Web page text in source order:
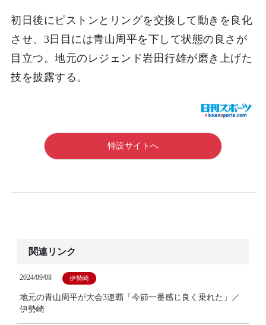
初日後にピストンとリングを交換して動きを良化
させ、3日目には青山周平を下して状態の良さが
目立つ。地元のレジェンド岩田行雄が磨き上げた
技を披露する。
特設サイトへ
関連リンク
2024/09/08 伊勢崎
地元の青山周平が大会3連覇「今節一番感じ良く乗れた」／
伊勢崎